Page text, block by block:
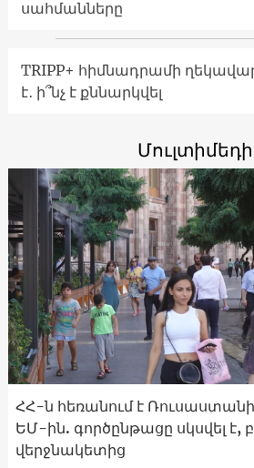
սահմանները
TRIPP+ հիմնադրամի
է․ ի՞նչ է քննարկվել
ՀՀ-ն հեռանում է
ԵՄ-ին. գործընթացը սկսվել է,
վերջնակետից